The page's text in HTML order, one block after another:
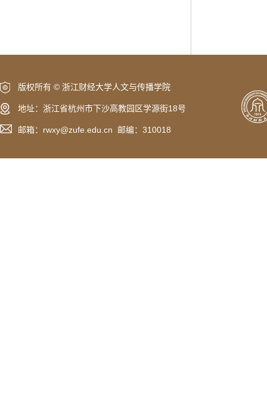
版权所有 © 浙江财经大学人文与传播学院
地址：浙江省杭州市下沙高教园区学源街18号
邮箱：rwxy@zufe.edu.cn 邮编：310018